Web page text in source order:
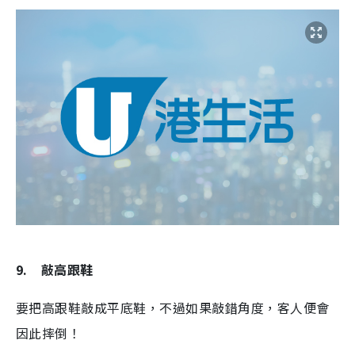
9.
敲高跟鞋
要把高跟鞋敲成平底鞋，不過如果敲錯角度，客人便會
因此摔倒！